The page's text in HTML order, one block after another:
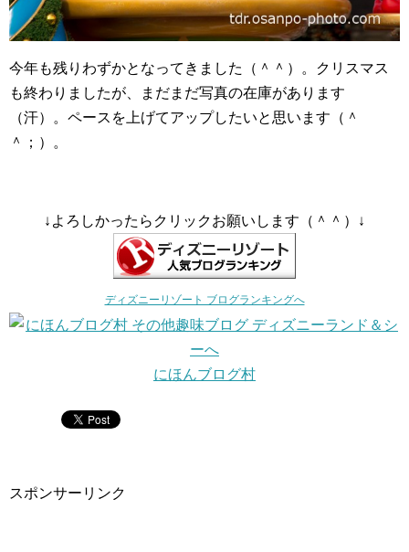
今年も残りわずかとなってきました（＾＾）。クリスマス
も終わりましたが、まだまだ写真の在庫があります
（汗）。ペースを上げてアップしたいと思います（＾
＾；）。
↓よろしかったらクリックお願いします（＾＾）↓
ディズニーリゾート ブログランキングへ
にほんブログ村
スポンサーリンク